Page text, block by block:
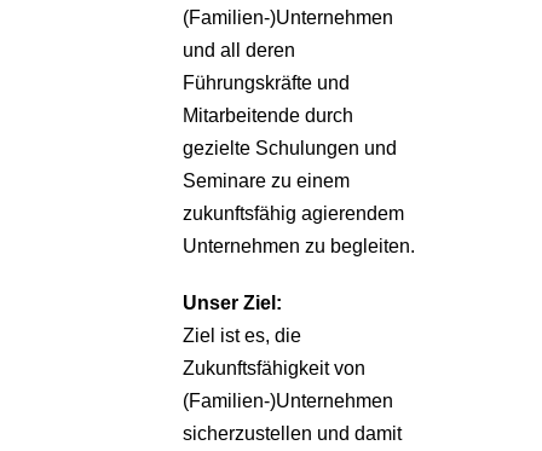
(Familien-)Unternehmen
und all deren
Führungskräfte und
Mitarbeitende durch
gezielte Schulungen und
Seminare zu einem
zukunftsfähig agierendem
Unternehmen zu begleiten.
Unser Ziel:
Ziel ist es, die
Zukunftsfähigkeit von
(Familien-)Unternehmen
sicherzustellen und damit